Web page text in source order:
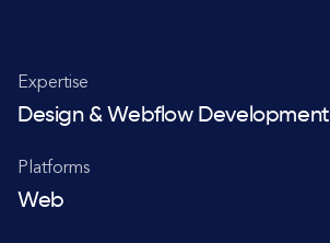
Expertise
Design & Webflow Development
Platforms
Web